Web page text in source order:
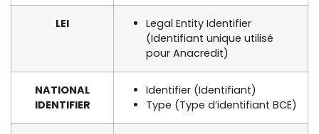
LEI
Legal Entity Identifier
(Identifiant unique utilisé
pour Anacredit)
NATIONAL
IDENTIFIER
Identifier (Identifiant)
Type (Type d’identifiant BCE)